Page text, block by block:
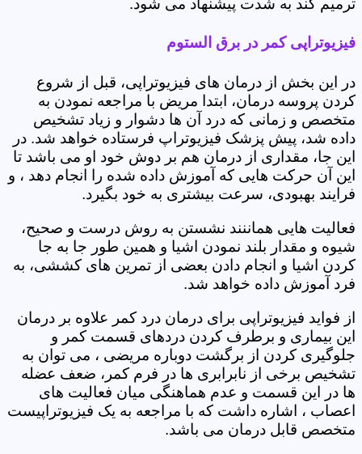
ترمیم کند به شدت پیشنهاد می شود.
فیزیوتراپی کمر در برق الستوم
در این بخش از درمان های فیزیوتراپی، قبل از شروع
کردن پروسه درمان، ابتدا مریض با مراجعه نمودن به
متخصص و زمانی که درد آن ها دشوار و زیاد تشخیص
داده شد، پیش پزشک فیزیوتراپ فرستاده خواهد شد. در
این جا، مقداری از درمان هم بر دوش خود او می باشد تا
این آن حرکت هایی که آموزش داده شده را انجام دهد ، و
فرایند بهبودی، سرعت بیشتری به خود بگیرد.
فعالیت هایی هماننند نشستن به روش درست و صحیح،
شیوه و مقدار بلند نمودن اشیا و همین طور جا به جا
کردن اشیا و انجام دادن بعضی از تمرین های کششی، به
فرد آموزش داده خواهد شد.
از فواید فیزیوتراپی برای درمان درد کمر علاوه بر درمان
این بیماری و برطرف کردن دردهای قسمت کمر و
جلوگیری کردن از برگشت دوباره مریضی ، می توان به
تشخیص برخی از نابرابری ها در فرم کمر، ضعف عضله
ها در این قسمت و عدم هماهنگی میان فعالیت های
اعصاب ، اشاره داشت که با مراجعه به یک فیزیوتراپیست
متخصص قابل درمان می باشد.